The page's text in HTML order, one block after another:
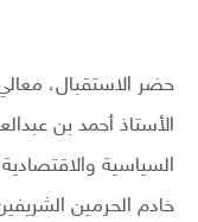
حضر الاستقبال،
الأستاذ أحمد بن
السياسية
خادم الحرمين